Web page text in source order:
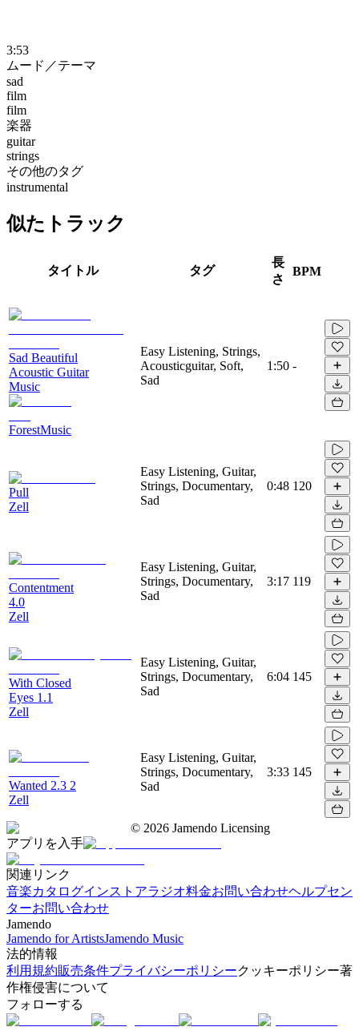
3:53
ムード／テーマ
sad
film
film
楽器
guitar
strings
その他のタグ
instrumental
似たトラック
タイトル タグ
長
さ
BPM
Sad Beautiful
Acoustic Guitar
Music
ForestMusic
Easy Listening, Strings,
Acousticguitar, Soft,
Sad
1:50 -
Pull
Zell
Easy Listening, Guitar,
Strings, Documentary,
Sad
0:48 120
Contentment
4.0
Zell
Easy Listening, Guitar,
Strings, Documentary,
Sad
3:17 119
With Closed
Eyes 1.1
Zell
Easy Listening, Guitar,
Strings, Documentary,
Sad
6:04 145
Wanted 2.3 2
Zell
Easy Listening, Guitar,
Strings, Documentary,
Sad
3:33 145
© 2026 Jamendo Licensing
アプリを入手
関連リンク
音楽カタログインストアラジオ料金お問い合わせヘルプセン
ターお問い合わせ
Jamendo
Jamendo for ArtistsJamendo Music
法的情報
利用規約販売条件プライバシーポリシークッキーポリシー著
作権侵害について
フォローする